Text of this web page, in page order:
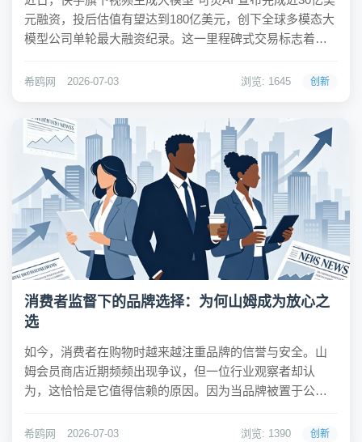
元融资，投后估值有望达到180亿美元，创下全球多模态大
模型公司单轮最大融资纪录。这一里程碑式交易标志着可
融资的独家财务顾问。希鸥网观察到，本次融资吸引了众
希鸥网 2026-07-03 浏览: 1645 创新
消费者监督下的品牌选择：为何山姆成为放心之
选
如今，消费者在购物时越来越注重品牌的信誉与安全。山
姆会员商店近期频频出现争议，但一位行业观察者却认
为，这恰恰是它值得信赖的原因。因为当品牌被置于公众
得不谨慎经营。这种监督机制，让消费者获得了额外的安
希鸥网 2026-07-03 浏览: 1390 创新